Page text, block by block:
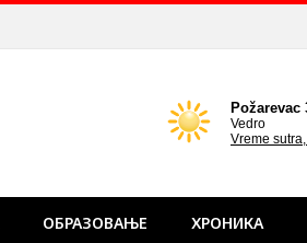
ОБРАЗОВАЊЕ ХРОНИКА